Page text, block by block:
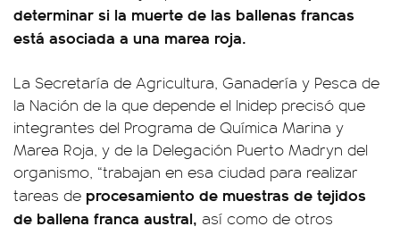
determinar si la muerte de las ballenas francas
está asociada a una marea roja.
La Secretaría de Agricultura, Ganadería y Pesca de
la Nación de la que depende el Inidep precisó que
integrantes del Programa de Química Marina y
Marea Roja, y de la Delegación Puerto Madryn del
organismo, “trabajan en esa ciudad para realizar
tareas de procesamiento de muestras de tejidos
de ballena franca austral, así como de otros